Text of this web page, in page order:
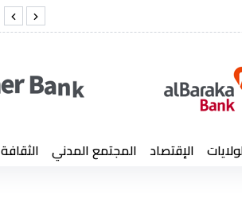
الإقتصاد المجتمع المدني الثقافة